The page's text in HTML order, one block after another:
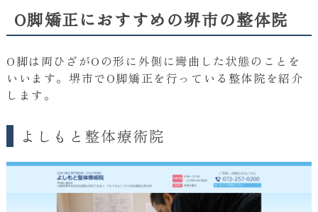
O脚矯正におすすめの堺市の整体院
O脚は両ひざがOの形に外側に彎曲した状態のことを
いいます。堺市でO脚矯正を行っている整体院を紹介
します。
よしもと整体療術院